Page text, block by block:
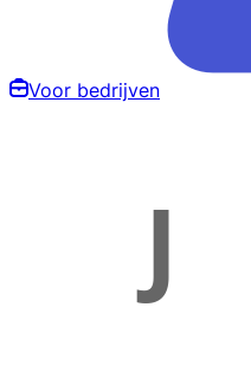
Voor bedrijven